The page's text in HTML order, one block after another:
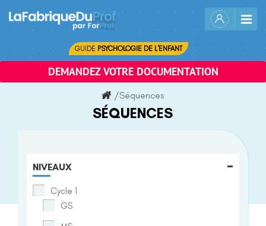
content
GUIDE PSYCHOLOGIE DE L'ENFANT
DEMANDEZ VOTRE DOCUMENTATION
/Séquences
SÉQUENCES
NIVEAUX -
Cycle 1
GS